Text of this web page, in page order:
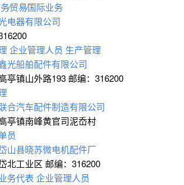
∕贸易∕国际业务
电器有限公司
企业管理人员 生产管理
光船舶配件有限公司
亭镇山外路193 邮编：316200
合汽车配件制造有限公司
亭镇南峰黄官司泥岙村
员
山县晓苏微电机配件厂
北工业区 邮编：316200
务代表 企业管理人员